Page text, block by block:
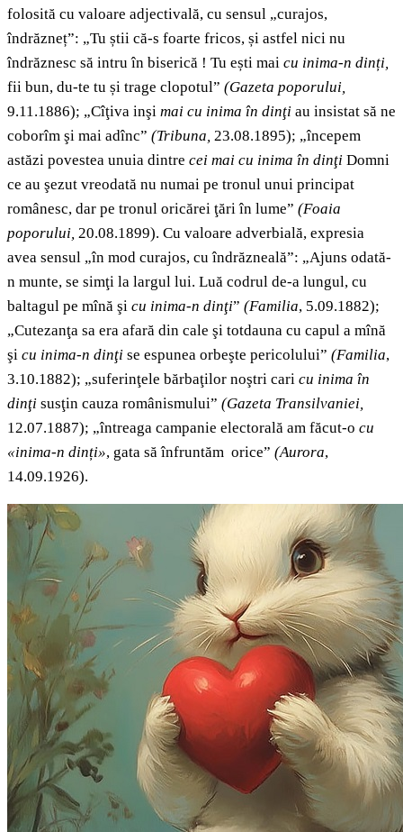
folosită cu valoare adjectivală, cu sensul „curajos,
îndrăzneț”: „Tu știi că-s foarte fricos, și astfel nici nu
îndrăznesc să intru în biserică ! Tu ești mai cu inima-n dinți,
fii bun, du-te tu și trage clopotul” (Gazeta poporului,
9.11.1886); „Cîţiva inşi mai cu inima în dinţi au insistat să ne
coborîm şi mai adînc” (Tribuna, 23.08.1895); „începem
astăzi povestea unuia dintre cei mai cu inima în dinţi Domni
ce au şezut vreodată nu numai pe tronul unui principat
românesc, dar pe tronul oricărei ţări în lume” (Foaia
poporului, 20.08.1899). Cu valoare adverbială, expresia
avea sensul „în mod curajos, cu îndrăzneală”: „Ajuns odată-
n munte, se simţi la largul lui. Luă codrul de-a lungul, cu
baltagul pe mînă şi cu inima-n dinţi” (Familia, 5.09.1882);
„Cutezanţa sa era afară din cale şi totdauna cu capul a mînă
şi cu inima-n dinţi se espunea orbeşte pericolului” (Familia,
3.10.1882); „suferinţele bărbaţilor noştri cari cu inima în
dinţi susţin cauza românismului” (Gazeta Transilvaniei,
12.07.1887); „întreaga campanie electorală am făcut-o cu
«inima-n dinți», gata să înfruntăm orice” (Aurora,
14.09.1926).